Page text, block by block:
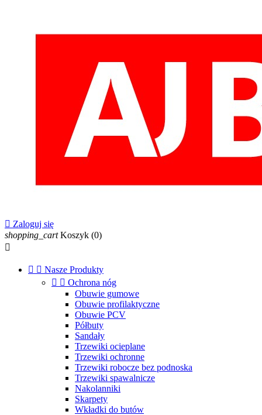
 Zaloguj się
shopping_cart Koszyk (0)

  Nasze Produkty
  Ochrona nóg
Obuwie gumowe
Obuwie profilaktyczne
Obuwie PCV
Półbuty
Sandały
Trzewiki ocieplane
Trzewiki ochronne
Trzewiki robocze bez podnoska
Trzewiki spawalnicze
Nakolanniki
Skarpety
Wkładki do butów